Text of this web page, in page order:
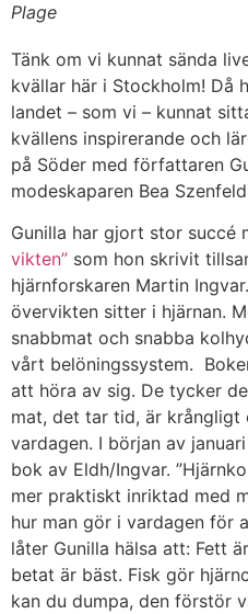
Plage
Tänk om vi kunnat sända
kvällar här i Stockholm! Då
landet – som vi – kunnat
kvällens inspirerande och
på Söder med författaren
modeskaparen Bea
Gunilla har gjort stor succé
vikten” som hon skrivit
hjärnforskaren Martin
övervikten sitter i hjärnan.
snabbmat och snabba
vårt belöningssystem.
att höra av sig. De tycker
mat, det tar tid, är krångligt
vardagen. I början av
bok av Eldh/Ingvar.
mer praktiskt inriktad med
hur man gör i vardagen för
låter Gunilla hälsa att: Fett
betat är bäst. Fisk gör
kan du dumpa, den förstör